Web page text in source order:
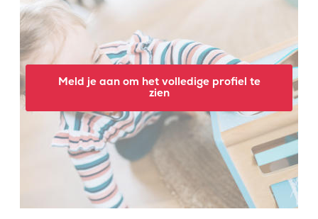
Meld je aan om het volledige profiel te
zien